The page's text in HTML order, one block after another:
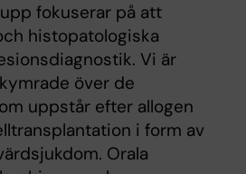
fokuserar på att
histopatologiska
Vi är
över de
uppstår efter allogen
i form av
Orala